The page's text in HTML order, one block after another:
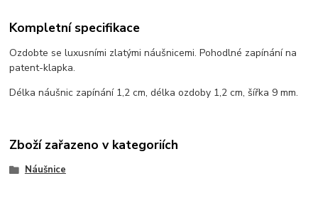
Kompletní specifikace
Ozdobte se luxusními zlatými náušnicemi. Pohodlné zapínání na
patent-klapka.
Délka náušnic zapínání 1,2 cm, délka ozdoby 1,2 cm, šířka 9 mm.
Zboží zařazeno v kategoriích
Náušnice